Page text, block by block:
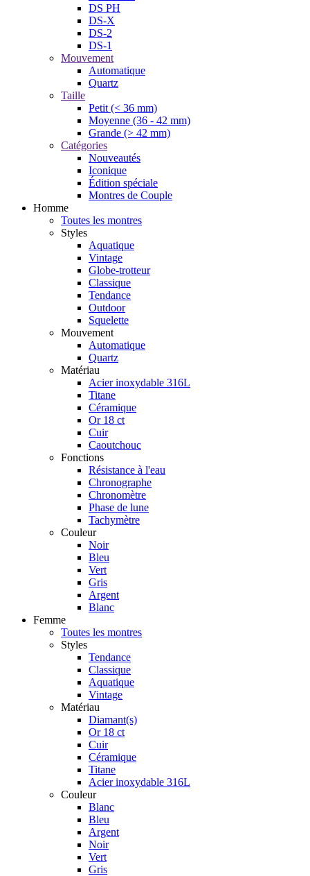
DS PH
DS-X
DS-2
DS-1
Mouvement
Automatique
Quartz
Taille
Petit (< 36 mm)
Moyenne (36 - 42 mm)
Grande (> 42 mm)
Catégories
Nouveautés
Iconique
Édition spéciale
Montres de Couple
Homme
Toutes les montres
Styles
Aquatique
Vintage
Globe-trotteur
Classique
Tendance
Outdoor
Squelette
Mouvement
Automatique
Quartz
Matériau
Acier inoxydable 316L
Titane
Céramique
Or 18 ct
Cuir
Caoutchouc
Fonctions
Résistance à l'eau
Chronographe
Chronomètre
Phase de lune
Tachymètre
Couleur
Noir
Bleu
Vert
Gris
Argent
Blanc
Femme
Toutes les montres
Styles
Tendance
Classique
Aquatique
Vintage
Matériau
Diamant(s)
Or 18 ct
Cuir
Céramique
Titane
Acier inoxydable 316L
Couleur
Blanc
Bleu
Argent
Noir
Vert
Gris